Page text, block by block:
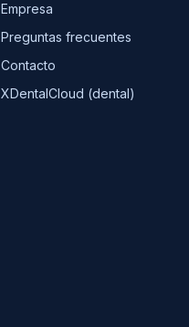
Empresa
Preguntas frecuentes
Contacto
XDentalCloud (dental)